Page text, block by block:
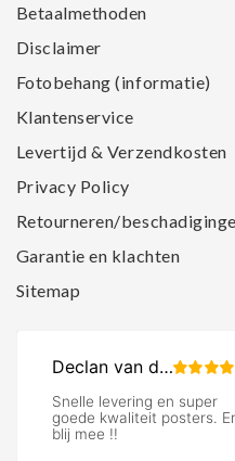
Betaalmethoden
Disclaimer
Fotobehang (informatie)
Klantenservice
Levertijd & Verzendkosten
Privacy Policy
Retourneren/
Garantie en klachten
Sitemap